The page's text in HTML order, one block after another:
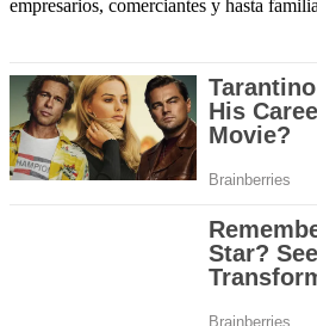
empresarios, comerciantes y hasta